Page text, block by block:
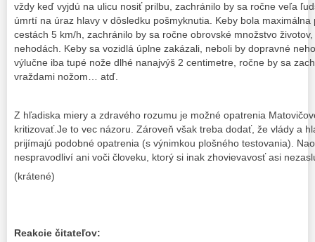
vždy keď vyjdú na ulicu nosiť prilbu, zachránilo by sa ročne veľa
úmrtí na úraz hlavy v dôsledku pošmyknutia. Keby bola
cestách 5 km/h, zachránilo by sa ročne obrovské množstvo
nehodách. Keby sa vozidlá úplne zakázali, neboli by dopravné
výlučne iba tupé nože dlhé nanajvýš 2 centimetre, ročne by sa
vraždami nožom… atď.
Z hľadiska miery a zdravého rozumu je možné opatrenia
kritizovať.Je to vec názoru. Zároveň však treba dodať, že vlády a
prijímajú podobné opatrenia (s výnimkou plošného testovania).
nespravodliví ani voči človeku, ktorý si inak zhovievavosť asi
(krátené)
Reakcie čitateľov: